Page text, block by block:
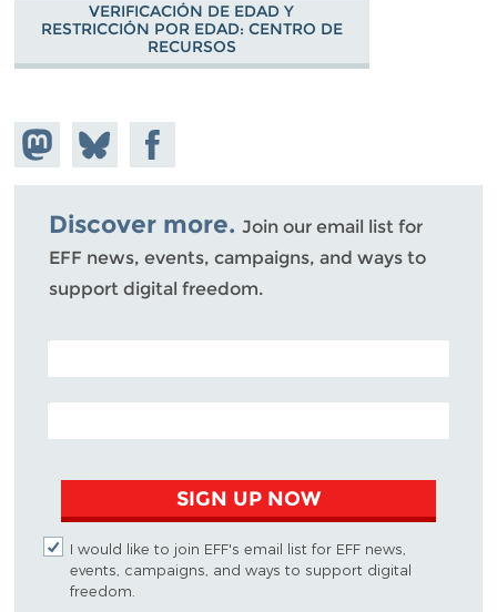
VERIFICACIÓN DE EDAD Y
RESTRICCIÓN POR EDAD: CENTRO DE
RECURSOS
Share on
Mastodon
Share
on
Bluesky
Share on
Facebook
Discover more. Join our email list for
EFF news, events, campaigns, and ways to
support digital freedom.
POSTAL CODE (OPTIONAL)
EMAIL ADDRESS
SIGN UP NOW
I would like to join EFF's email list for EFF news,
events, campaigns, and ways to support digital
freedom.